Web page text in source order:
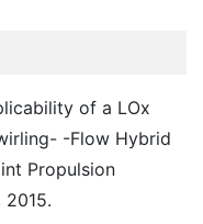
of a LOx
-Flow Hybrid
Propulsion
2015.